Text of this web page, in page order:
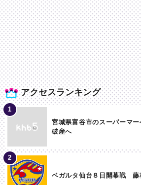
アクセスランキング
宮城県富谷市のスーパーマ
破産へ
ベガルタ仙台８日開幕戦 藤